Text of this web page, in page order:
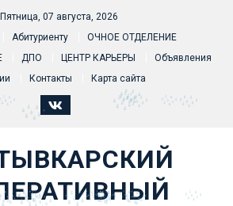
Пятница, 07 августа, 2026
Абитуриенту
ОЧНОЕ ОТДЕЛЕНИЕ
ДПО ЦЕНТР КАРЬЕРЫ
Объявления
Контакты Карта сайта